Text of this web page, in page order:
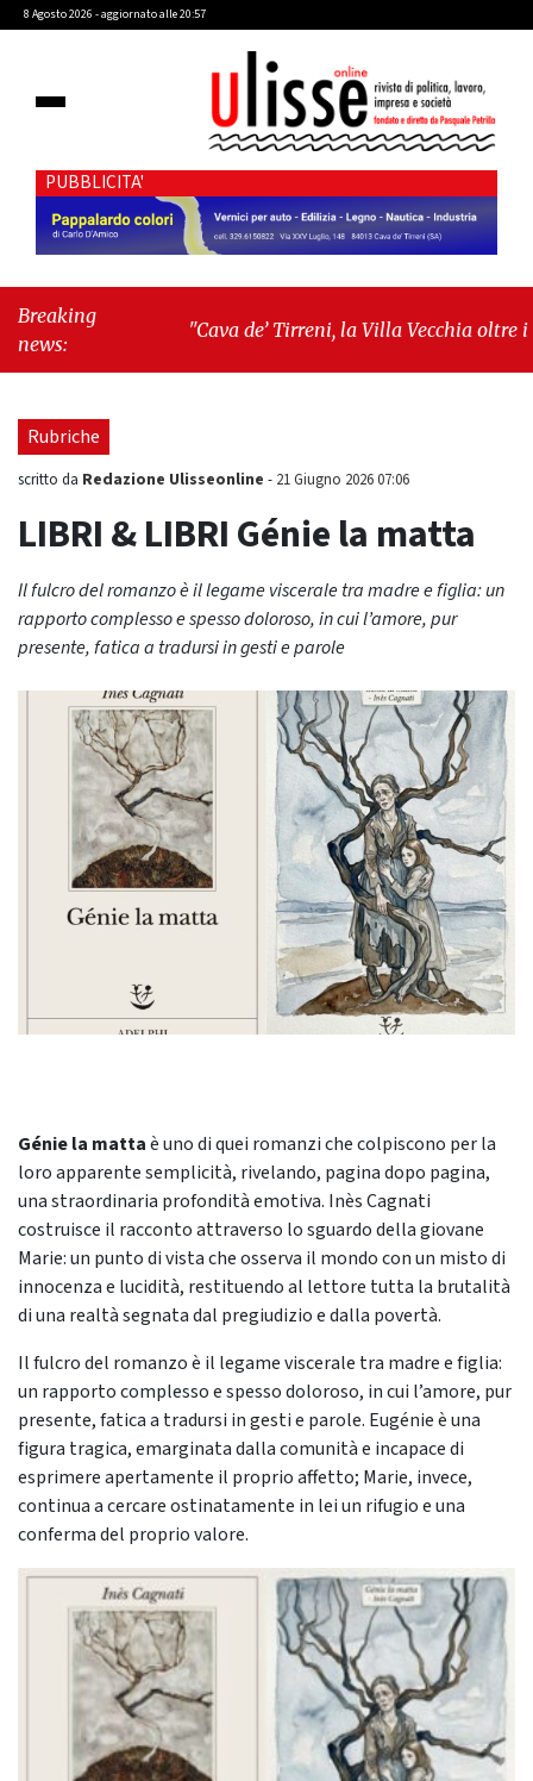
8 Agosto 2026 - aggiornato alle 20:57
PUBBLICITA'
Breaking
news:
"Cava de’ Tirreni, la Villa Vecchia oltre i
Rubriche
scritto da Redazione Ulisseonline - 21 Giugno 2026 07:06
LIBRI & LIBRI Génie la matta
Il fulcro del romanzo è il legame viscerale tra madre e figlia: un
rapporto complesso e spesso doloroso, in cui l’amore, pur
presente, fatica a tradursi in gesti e parole
Génie la mattaè uno di quei romanzi che colpiscono per la
loro apparente semplicità, rivelando, pagina dopo pagina,
una straordinaria profondità emotiva. Inès Cagnati
costruisce il racconto attraverso lo sguardo della giovane
Marie: un punto di vista che osserva il mondo con un misto di
innocenza e lucidità, restituendo al lettore tutta la brutalità
di una realtà segnata dal pregiudizio e dalla povertà.
Il fulcro del romanzo è il legame viscerale tra madre e figlia:
un rapporto complesso e spesso doloroso, in cui l’amore, pur
presente, fatica a tradursi in gesti e parole. Eugénie è una
figura tragica, emarginata dalla comunità e incapace di
esprimere apertamente il proprio affetto; Marie, invece,
continua a cercare ostinatamente in lei un rifugio e una
conferma del proprio valore.